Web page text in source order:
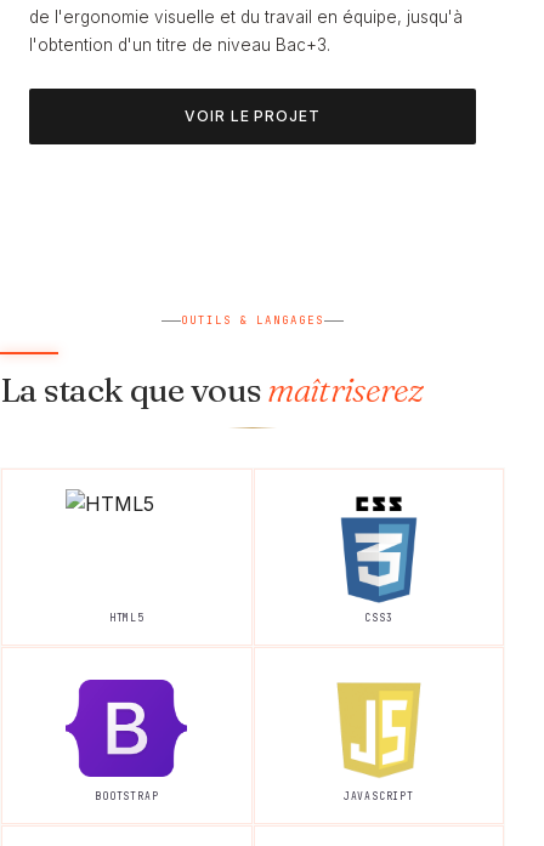
de l'ergonomie visuelle et du travail en équipe, jusqu'à
l'obtention d'un titre de niveau Bac+3.
VOIR LE PROJET
OUTILS & LANGAGES
La stack que vousmaîtriserez
HTML5 CSS3
BOOTSTRAP JAVASCRIPT